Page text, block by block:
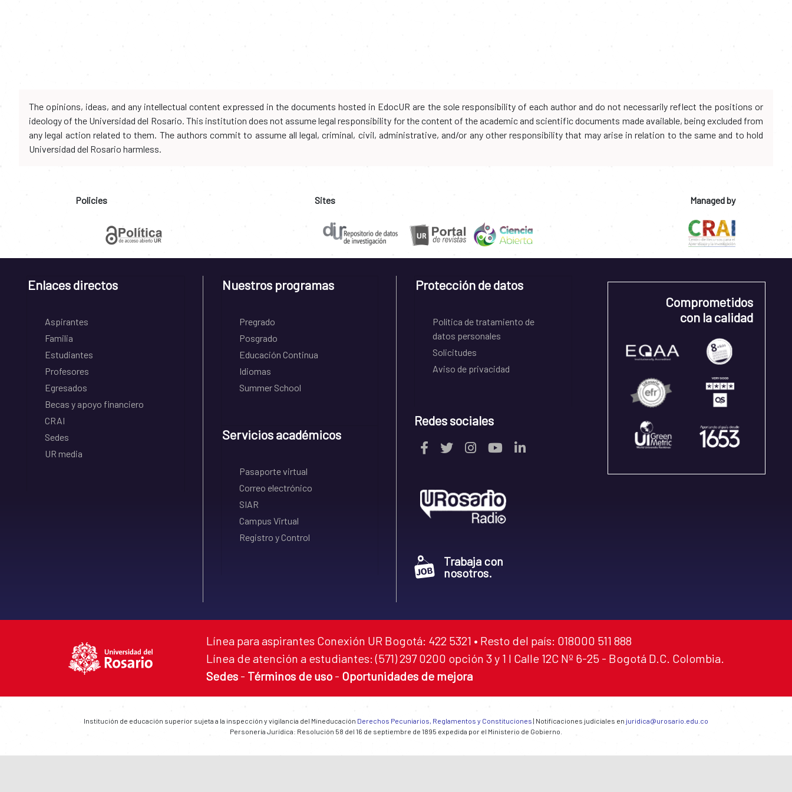
The opinions, ideas, and any intellectual content expressed in the documents hosted in EdocUR are the sole responsibility of each author and do not necessarily reflect the positions or
ideology of the Universidad del Rosario. This institution does not assume legal responsibility for the content of the academic and scientific documents made available, being excluded from
any legal action related to them. The authors commit to assume all legal, criminal, civil, administrative, and/or any other responsibility that may arise in relation to the same and to hold
Universidad del Rosario harmless.
Policies Sites Managed by
Enlaces directos
Aspirantes
Familia
Estudiantes
Profesores
Egresados
Becas y apoyo financiero
CRAI
Sedes
UR media
Nuestros programas
Pregrado
Posgrado
Educación Continua
Idiomas
Summer School
Servicios académicos
Pasaporte virtual
Correo electrónico
SIAR
Campus Virtual
Registro y Control
Protección de datos
Política de tratamiento de
datos personales
Solicitudes
Aviso de privacidad
Redes sociales
Trabaja con
nosotros.
Comprometidos
con la calidad
Línea para aspirantes Conexión UR Bogotá: 422 5321 • Resto del país: 018000 511 888
Línea de atención a estudiantes: (571) 297 0200 opción 3 y 1 I Calle 12C Nº 6-25 - Bogotá D.C. Colombia.
Sedes - Términos de uso - Oportunidades de mejora
Institución de educación superior sujeta a la inspección y vigilancia del Mineducación Derechos Pecuniarios, Reglamentos y Constituciones | Notificaciones judiciales en juridica@urosario.edu.co
Personería Jurídica: Resolución 58 del 16 de septiembre de 1895 expedida por el Ministerio de Gobierno.